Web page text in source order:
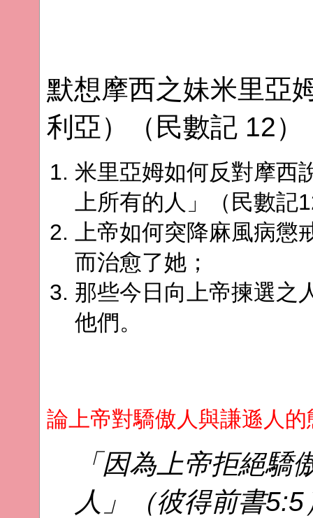
默想摩西之妹米里亞
利亞）（民數記 12）
米里亞姆如何反對摩西
上所有的人」（民數記
上帝如何突降麻風病
而治愈了她；
那些今日向上帝揀選之
他們。
論上帝對驕傲人與謙遜人的
「因為上帝拒絕驕
人」（彼得前書5:5